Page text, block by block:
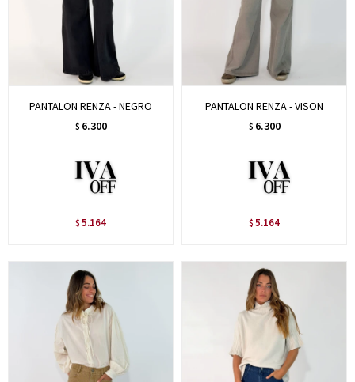
PANTALON RENZA - NEGRO
$ 6.300
$ 5.164
PANTALON RENZA - VISON
$ 6.300
$ 5.164